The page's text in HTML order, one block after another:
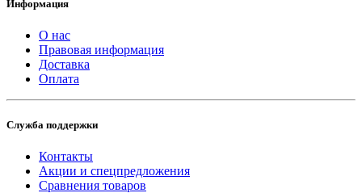
Информация
О нас
Правовая информация
Доставка
Оплата
Служба поддержки
Контакты
Акции и спецпредложения
Сравнения товаров